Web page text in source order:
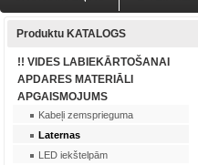
Produktu KATALOGS
!! VIDES LABIEKĀRTOŠANAI
APDARES MATERIĀLI
APGAISMOJUMS
Kabeļi zemsprieguma
Laternas
LED iekštelpām